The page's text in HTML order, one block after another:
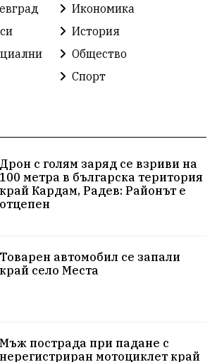
Избори Икономика
Красива България АМ Струма
Добро дело
насилие фолклор
Икономика
История
Общество
Спорт
Дрон с голям заряд се взриви на
100 метра в българска територия
край Кардам, Радев: Районът е
отцепен
Товарен автомобил се запали
край село Места
Мъж пострада при падане с
нерегистриран мотоциклет край